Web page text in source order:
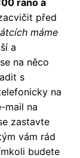
před
máme
a
na něco
s
na
mail na
zastavte
vám rád
budete